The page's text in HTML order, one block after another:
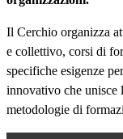
Il Cerchio organizza
e collettivo, corsi di
specifiche esigenze
innovativo che unisce
metodologie di